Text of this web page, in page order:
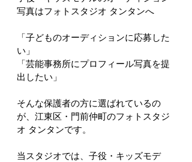
写真はフォトスタジオ タンタンへ
「子どものオーディションに応募した
い」
「芸能事務所にプロフィール写真を提
出したい」
そんな保護者の方に選ばれているの
が、江東区・門前仲町のフォトスタジ
オ タンタンです。
当スタジオでは、子役・キッズモデ